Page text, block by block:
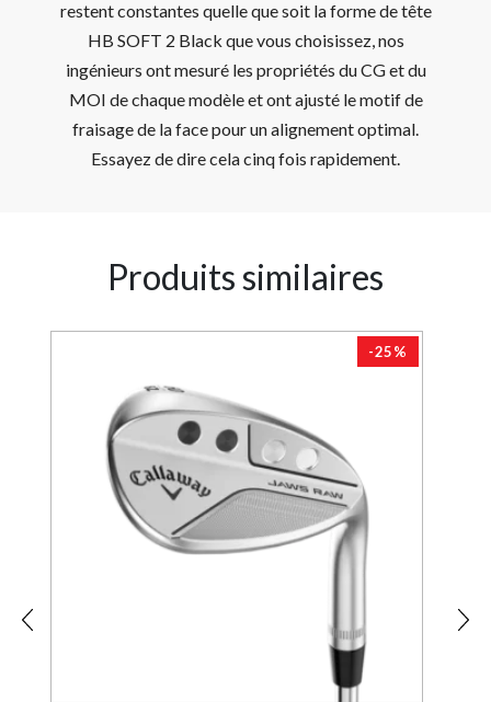
restent constantes quelle que soit la forme de tête
HB SOFT 2 Black que vous choisissez, nos
ingénieurs ont mesuré les propriétés du CG et du
MOI de chaque modèle et ont ajusté le motif de
fraisage de la face pour un alignement optimal.
Essayez de dire cela cinq fois rapidement.
Produits similaires
-25%